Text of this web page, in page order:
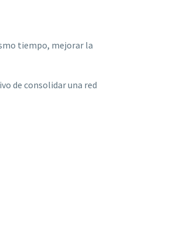
tiempo, mejorar la
de consolidar una red